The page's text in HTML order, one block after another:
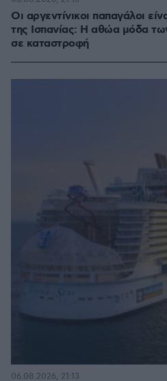
Οι αργεντίνικοι παπαγάλοι
της Ισπανίας: Η αθώα μόδα
σε καταστροφή
06.08.2026, 21:13